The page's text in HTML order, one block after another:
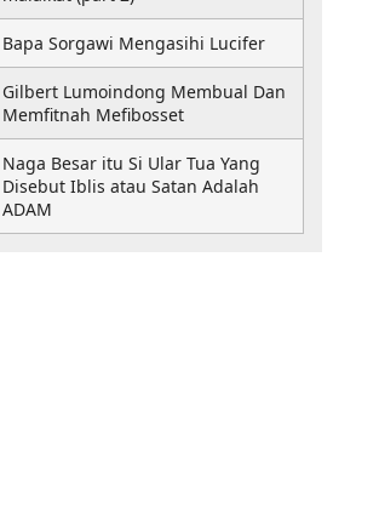
Bapa Sorgawi Mengasihi Lucifer
Gilbert Lumoindong Membual Dan
Memfitnah Mefibosset
Naga Besar itu Si Ular Tua Yang
Disebut Iblis atau Satan Adalah
ADAM